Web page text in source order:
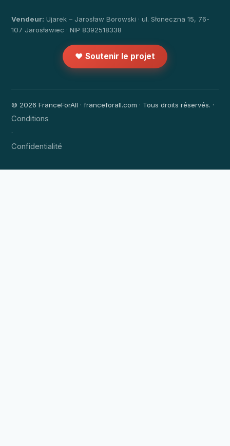
Vendeur: Ujarek – Jarosław Borowski · ul. Słoneczna 15, 76-
107 Jarosławiec · NIP 8392518338
❤️ Soutenir le projet
© 2026 FranceForAll · franceforall.com · Tous droits réservés. ·
Conditions
·
Confidentialité